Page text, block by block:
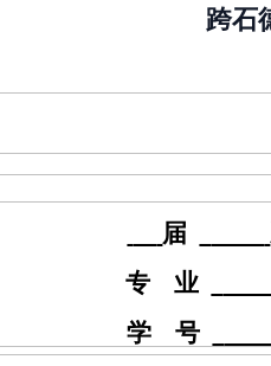
跨石
届
专 业
学 号